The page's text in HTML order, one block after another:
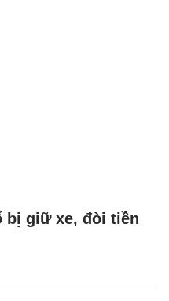
bị giữ xe, đòi tiền